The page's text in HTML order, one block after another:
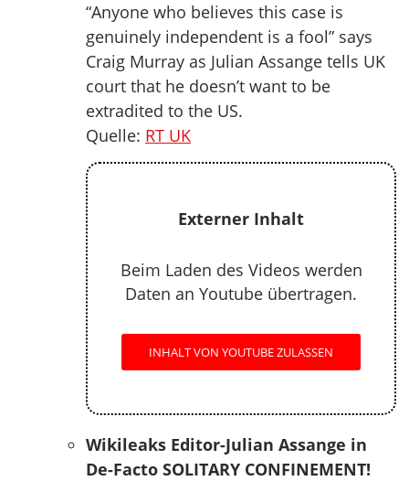
“Anyone who believes this case is
genuinely independent is a fool” says
Craig Murray as Julian Assange tells UK
court that he doesn’t want to be
extradited to the US.
Quelle: RT UK
Externer Inhalt
Beim Laden des Videos werden
Daten an Youtube übertragen.
INHALT VON YOUTUBE ZULASSEN
Wikileaks Editor-Julian Assange in
De-Facto SOLITARY CONFINEMENT!